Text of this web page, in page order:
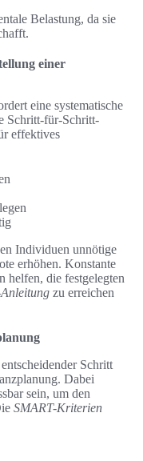
Belastung, da sie
einer
eine systematische
Schritt-für-Schritt-
effektives
Individuen unnötige
erhöhen. Konstante
helfen, die festgelegten
zu erreichen
Schritt
Dabei
sein, um den
SMART-Kriterien